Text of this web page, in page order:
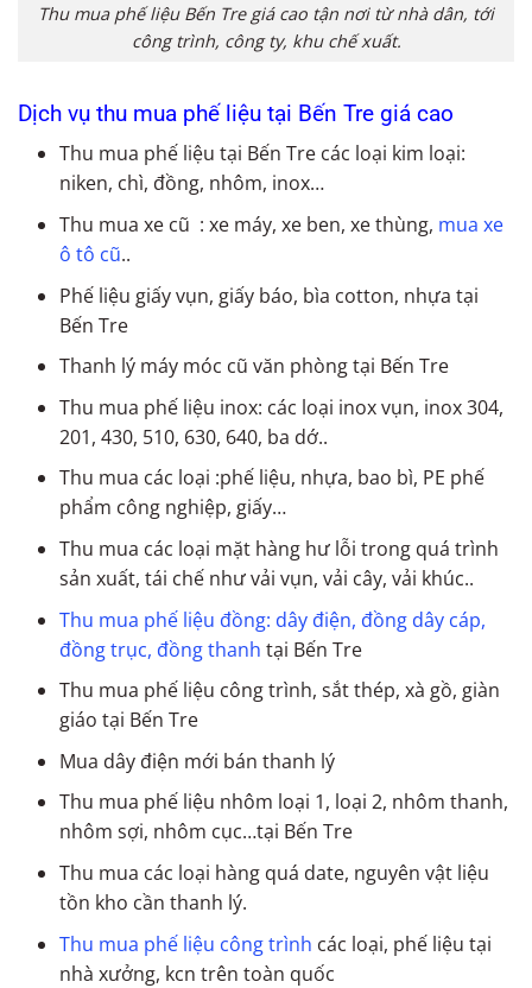
Thu mua phế liệu Bến Tre giá cao tận nơi từ nhà dân, tới
công trình, công ty, khu chế xuất.
Dịch vụ thu mua phế liệu tại Bến Tre giá cao
Thu mua phế liệu tại Bến Tre các loại kim loại:
niken, chì, đồng, nhôm, inox…
Thu mua xe cũ : xe máy, xe ben, xe thùng, mua xe
ô tô cũ..
Phế liệu giấy vụn, giấy báo, bìa cotton, nhựa tại
Bến Tre
Thanh lý máy móc cũ văn phòng tại Bến Tre
Thu mua phế liệu inox: các loại inox vụn, inox 304,
201, 430, 510, 630, 640, ba dớ..
Thu mua các loại :phế liệu, nhựa, bao bì, PE phế
phẩm công nghiệp, giấy…
Thu mua các loại mặt hàng hư lỗi trong quá trình
sản xuất, tái chế như vải vụn, vải cây, vải khúc..
Thu mua phế liệu đồng: dây điện, đồng dây cáp,
đồng trục, đồng thanh tại Bến Tre
Thu mua phế liệu công trình, sắt thép, xà gồ, giàn
giáo tại Bến Tre
Mua dây điện mới bán thanh lý
Thu mua phế liệu nhôm loại 1, loại 2, nhôm thanh,
nhôm sợi, nhôm cục…tại Bến Tre
Thu mua các loại hàng quá date, nguyên vật liệu
tồn kho cần thanh lý.
Thu mua phế liệu công trình các loại, phế liệu tại
nhà xưởng, kcn trên toàn quốc